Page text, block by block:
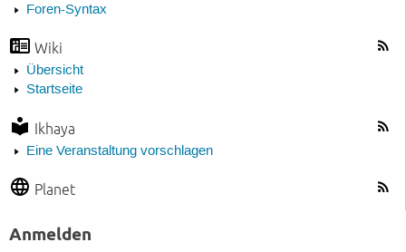
Foren-Syntax
Wiki
Übersicht
Startseite
Ikhaya
Eine Veranstaltung vorschlagen
Planet
Anmelden